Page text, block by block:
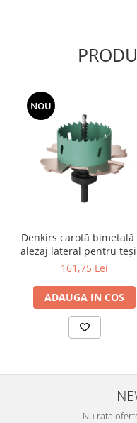
Iluminat Industrial
Corp Iluminat Led Highbay
Iluminat Stradal
Iluminat de Urgență
Videointerfoane Si
Kituri Legrand
Stalpi de Iluminat
Brate + accesorii
Stalpi Decorativi
Plafoniere cu ventilator
NOU
Denkirs carotă bimetală
alezaj lateral pentru
70×115 mm
161,75 Lei
ADAUGA IN COS
Nu rata